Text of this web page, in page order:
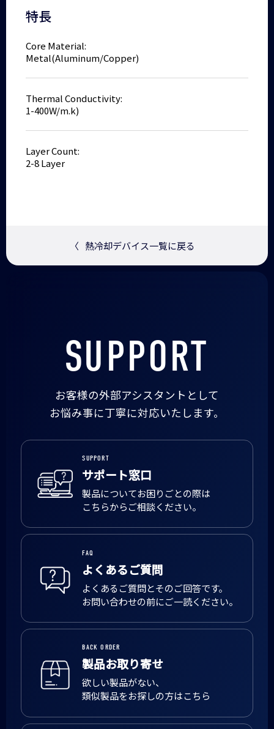
特長
Core Material:
Metal(Aluminum/Copper)
Thermal Conductivity:
1-400W/m.k)
Layer Count:
2-8 Layer
〈 熱冷却デバイス一覧に戻る
SUPPORT
お客様の外部アシスタントとして
お悩み事に丁寧に対応いたします。
SUPPORT
サポート窓口
製品についてお困りごとの際は
こちらからご相談ください。
FAQ
よくあるご質問
よくあるご質問とそのご回答です。
お問い合わせの前にご一読ください。
BACK ORDER
製品お取り寄せ
欲しい製品がない、
類似製品をお探しの方はこちら